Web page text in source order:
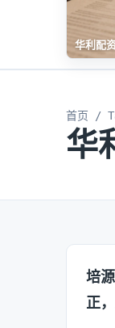
华利配
首页 /
华
培
正